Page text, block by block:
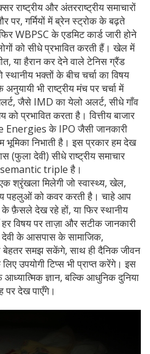
राष्ट्रीय और अंतरराष्ट्रीय समाचारों
पर, गर्मियों में ब्रेन स्ट्रोक के बढ़ते
WBPSC के एडमिट कार्ड जारी होने
को सीधे प्रभावित करती हैं। खेल में
या हैरान कर देने वाले टेनिस ग्रैंड
भक्तों के बीच चर्चा का विषय
भी राष्ट्रीय मंच पर चर्चा में
जैसे IMD का येलो अलर्ट, सीधे गाँव
प्रभावित करता है। वित्तीय बाजार
Energies के IPO जैसी जानकारी
भूमिका निभाती है। इस प्रकार हम देख
(फुला देवी) सीधे राष्ट्रीय समाचार
semantic triple है।
श्रृंखला मिलेगी जो स्वास्थ्य, खेल,
पहलुओं को कवर करती है। चाहे आप
के फ़ैसले देख रहे हों, या फिर स्थानीय
विषय पर ताज़ा और सटीक जानकारी
के आसपास के सामाजिक,
समझ सकेंगे, साथ ही दैनिक जीवन
उपयोगी टिप्स भी प्राप्त करेंगे। इस
ज्ञान, बल्कि आधुनिक दुनिया
पर देख पाएँगे।